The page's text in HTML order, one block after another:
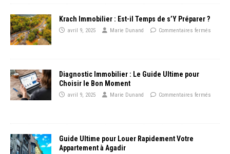
Krach Immobilier : Est-il Temps de s’Y Préparer ?
avril 9, 2025 Marie Dunand Commentaires fermés
Diagnostic Immobilier : Le Guide Ultime pour
Choisir le Bon Moment
avril 9, 2025 Marie Dunand Commentaires fermés
Guide Ultime pour Louer Rapidement Votre
Appartement à Agadir